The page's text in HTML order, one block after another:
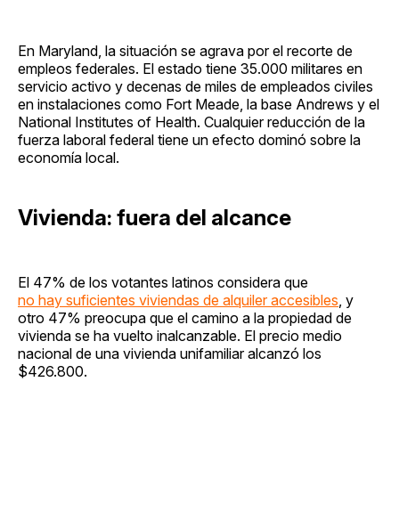
En Maryland, la situación se agrava por el recorte de
empleos federales. El estado tiene 35.000 militares en
servicio activo y decenas de miles de empleados civiles
en instalaciones como Fort Meade, la base Andrews y el
National Institutes of Health. Cualquier reducción de la
fuerza laboral federal tiene un efecto dominó sobre la
economía local.
Vivienda: fuera del alcance
El 47% de los votantes latinos considera que
no hay suficientes viviendas de alquiler accesibles , y
otro 47% preocupa que el camino a la propiedad de
vivienda se ha vuelto inalcanzable. El precio medio
nacional de una vivienda unifamiliar alcanzó los
$426.800.